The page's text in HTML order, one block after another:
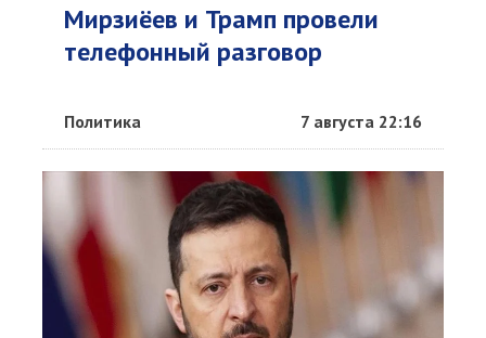
Мирзиёев и Трамп провели
телефонный разговор
Политика 7 августа 22:16